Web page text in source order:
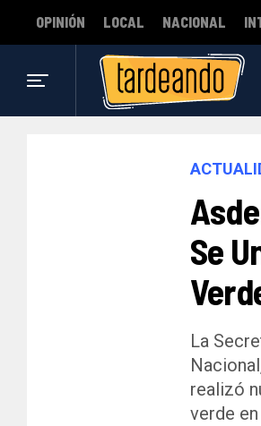
OPINIÓN LOCAL NACIONAL
Se
La
realizó
verde